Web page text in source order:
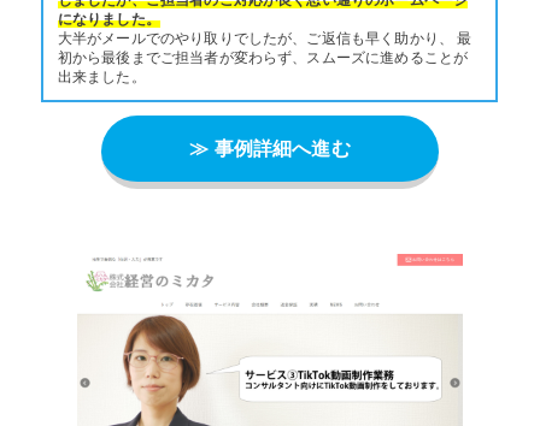
になりました。
大半がメールでのやり取りでしたが、ご返信も早く助かり、 最
初から最後までご担当者が変わらず、スムーズに進めることが
出来ました。
≫ 事例詳細へ進む